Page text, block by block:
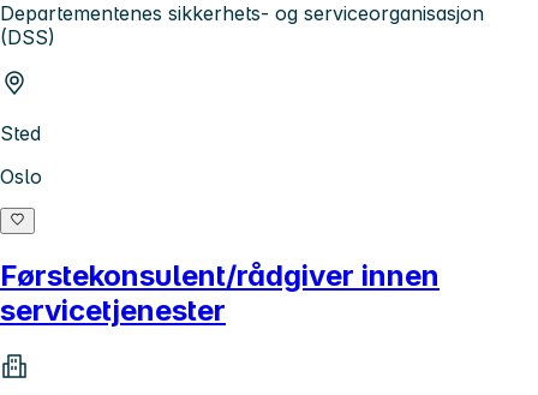
Departementenes sikkerhets- og serviceorganisasjon
(DSS)
Sted
Oslo
Førstekonsulent/rådgiver innen
servicetjenester